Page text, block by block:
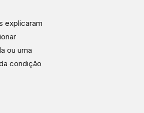
explicaram
ou uma
condição